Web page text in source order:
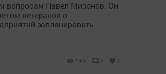
вопросам Павел Миронов. Он
ветеранов о
запланировать
1665 0 0